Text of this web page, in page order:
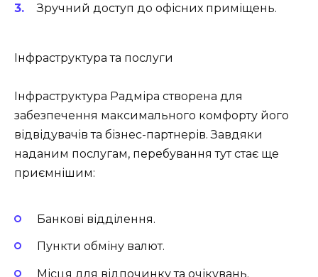
Зручний доступ до офісних приміщень.
Інфраструктура та послуги
Інфраструктура Радміра створена для
забезпечення максимального комфорту його
відвідувачів та бізнес-партнерів. Завдяки
наданим послугам, перебування тут стає ще
приємнішим:
Банкові відділення.
Пункти обміну валют.
Місця для відпочинку та очікувань.